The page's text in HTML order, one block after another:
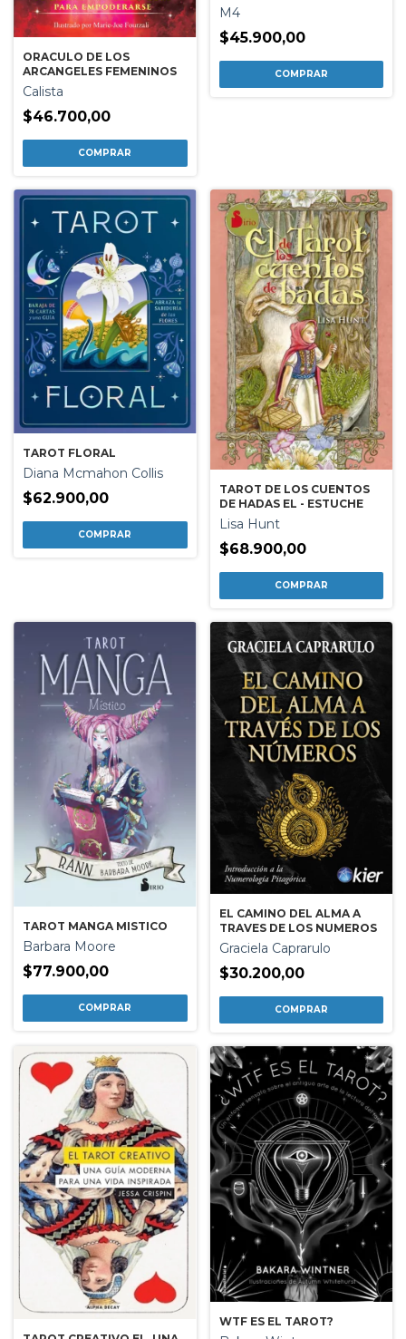
ORACULO DE LOS
ARCANGELES FEMENINOS
Calista
$46.700,00
M4
$45.900,00
TAROT FLORAL
Diana Mcmahon Collis
$62.900,00
TAROT DE LOS CUENTOS
DE HADAS EL - ESTUCHE
Lisa Hunt
$68.900,00
TAROT MANGA MISTICO
Barbara Moore
$77.900,00
EL CAMINO DEL ALMA A
TRAVES DE LOS NUMEROS
Graciela Caprarulo
$30.200,00
WTF ES EL TAROT?